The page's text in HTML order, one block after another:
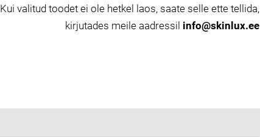
Kui valitud toodet ei ole hetkel laos, saate selle ette tellida,
kirjutades meile aadressil info@skinlux.ee